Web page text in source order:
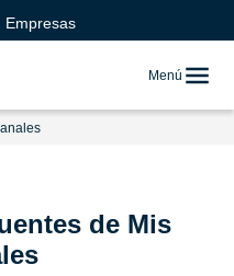
Empresas
Menú
de Mis